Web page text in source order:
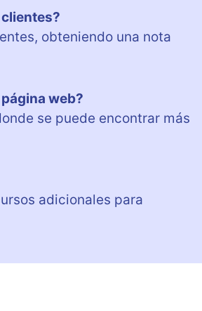
obteniendo una nota
web?
se puede encontrar más
adicionales para